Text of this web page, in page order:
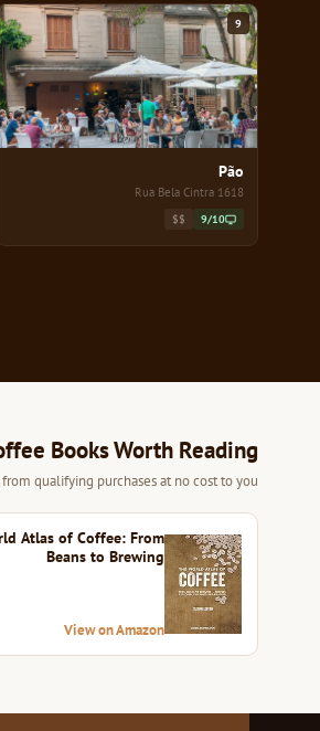
9
Pão
1618 Rua Bela Cintra
9/10
$$
Books Worth Reading
qualifying purchases at no cost to you.
Atlas of Coffee: From
Beans to Brewing
View on Amazon